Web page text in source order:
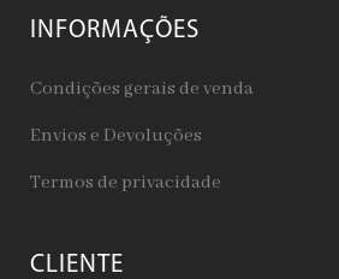
INFORMAÇÕES
Condições gerais de venda
Envios e Devoluções
Termos de privacidade
CLIENTE